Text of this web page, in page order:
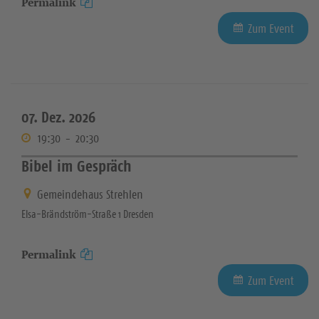
Zum Event
07. Dez. 2026
19:30 - 20:30
Bibel im Gespräch
Gemeindehaus Strehlen
Elsa-Brändström-Straße 1 Dresden
Permalink
Zum Event